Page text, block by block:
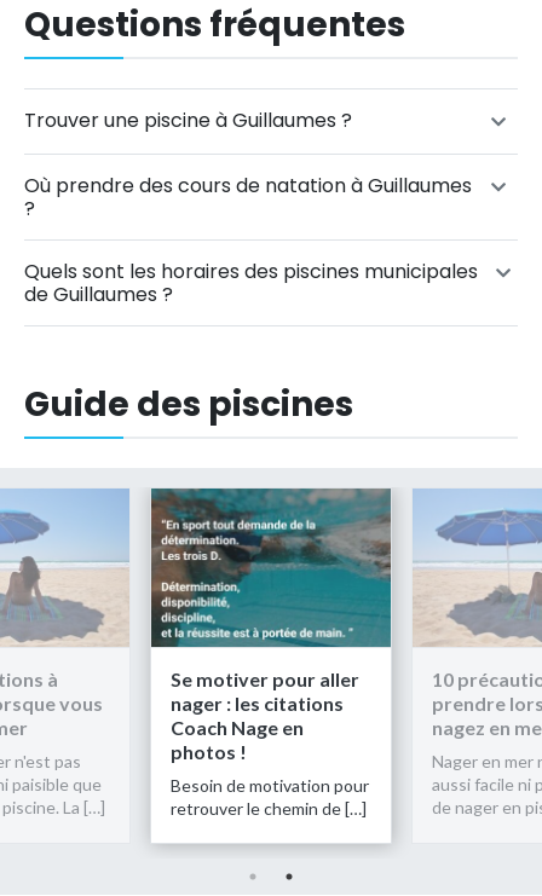
Questions fréquentes
Trouver une piscine à Guillaumes ?
Où prendre des cours de natation à Guillaumes
?
Quels sont les horaires des piscines municipales
de Guillaumes ?
Guide des piscines
à
vous
n'est pas
paisible que
La […]
Se motiver pour aller
nager : les citations
Coach Nage en
photos !
Besoin de motivation pour
retrouver le chemin de […]
10
prendre
nagez en
Nager en mer
aussi facile ni
de nager en